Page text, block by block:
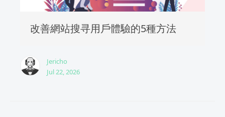
改善網站搜寻用戶體驗的5種方法
Jericho
Jul 22, 2026